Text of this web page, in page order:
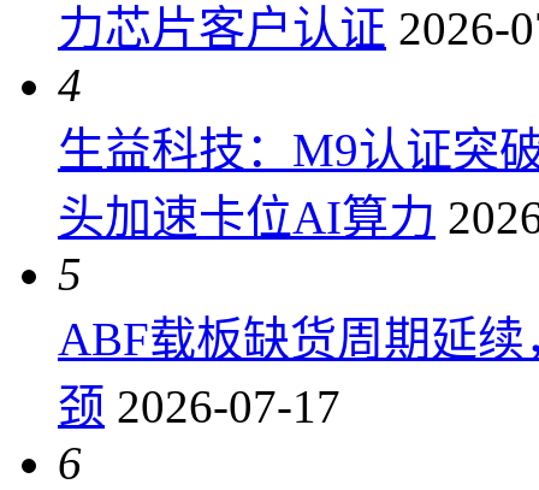
力芯片客户认证 2026-
4
生益科技：M9认证突
头加速卡位AI算力
5
ABF载板缺货周期延
颈 2026-07-17
6